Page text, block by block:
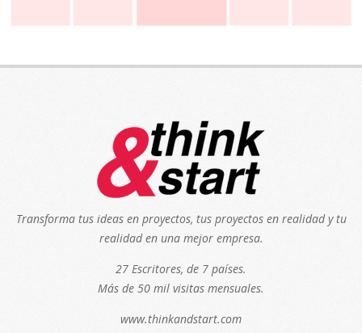
Transforma tus ideas en proyectos, tus proyectos en realidad y tu
realidad en una mejor empresa.
27 Escritores, de 7 países.
Más de 50 mil visitas mensuales.
www.thinkandstart.com